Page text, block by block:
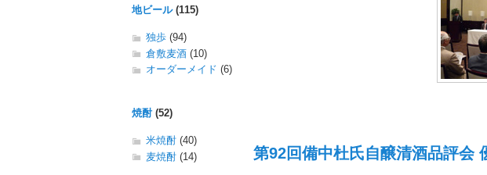
第92回備中杜氏自醸清酒品評会
地ビール(115)
独歩 (94)
倉敷麦酒 (10)
オーダーメイド (6)
焼酎(52)
米焼酎 (40)
麦焼酎 (14)